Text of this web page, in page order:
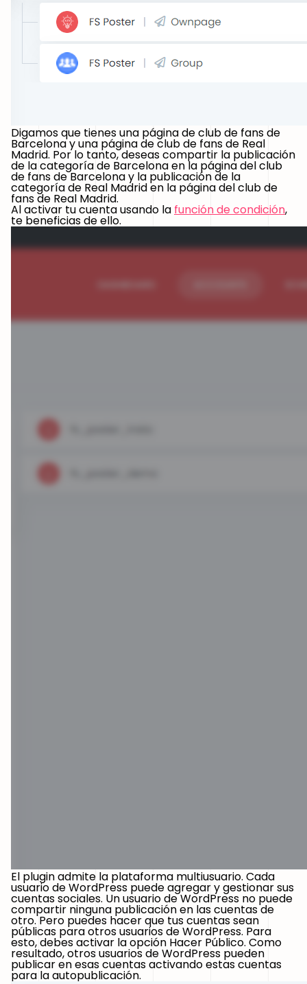
Digamos que tienes una página de club de fans de
Barcelona y una página de club de fans de Real
Madrid. Por lo tanto, deseas compartir la publicación
de la categoría de Barcelona en la página del club
de fans de Barcelona y la publicación de la
categoría de Real Madrid en la página del club de
fans de Real Madrid.
Al activar tu cuenta usando la función de condición,
te beneficias de ello.
El plugin admite la plataforma multiusuario. Cada
usuario de WordPress puede agregar y gestionar sus
cuentas sociales. Un usuario de WordPress no puede
compartir ninguna publicación en las cuentas de
otro. Pero puedes hacer que tus cuentas sean
públicas para otros usuarios de WordPress. Para
esto, debes activar la opción Hacer Público. Como
resultado, otros usuarios de WordPress pueden
publicar en esas cuentas activando estas cuentas
para la autopublicación.